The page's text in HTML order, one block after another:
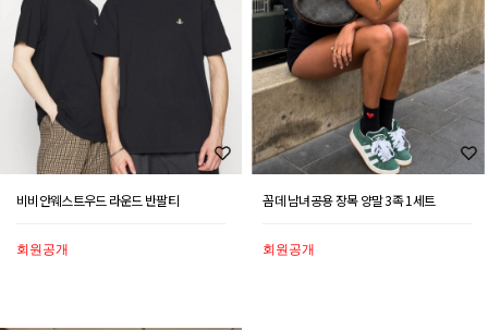
비비안웨스트우드 라운드 반팔티
회원공개
꼼데 남녀공용 장목 양말 3족 1세트
회원공개